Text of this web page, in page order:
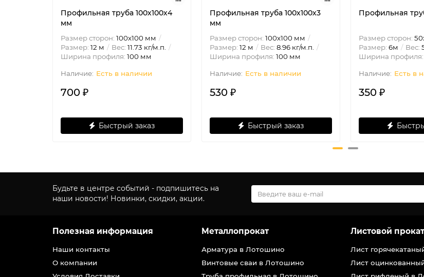
Профильная труба 100х100х4
мм
Размер сторон: 100х100 мм
Размер: 12 м Вес: 11.73 кг/м.п.
Ширина профиля: 100 мм
Есть в наличии
700 ₽
Быстрый заказ
Профильная труба 100х100х3
мм
Размер сторон: 100х100 мм
Размер: 12 м Вес: 8.96 кг/м.п.
Ширина профиля: 100 мм
Есть в наличии
530 ₽
Быстрый заказ
Профильная
Размер сторон:
Размер: 6м Вес:
Ширина профиля:
Есть в
350 ₽
Будьте в центре событий - подпишитесь на
наши новости! Новинки, скидки, акции.
Полезная информация
Наши контакты
О компании
Металлопрокат
Арматура в Лотошино
Винтовые сваи в Лотошино
Листовой прокат
Лист
Лист